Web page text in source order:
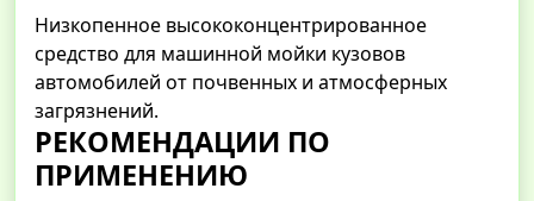
Низкопенное высококонцентрированное
средство для машинной мойки кузовов
автомобилей от почвенных и атмосферных
загрязнений.
РЕКОМЕНДАЦИИ ПО
ПРИМЕНЕНИЮ